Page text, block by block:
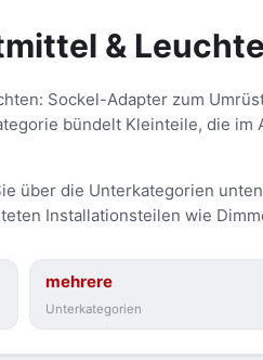
&
Sockel-Adapter zum
bündelt Kleinteile, die
über die Unterkategorien
Installationsteilen wie
mehrere
Unterkategorien